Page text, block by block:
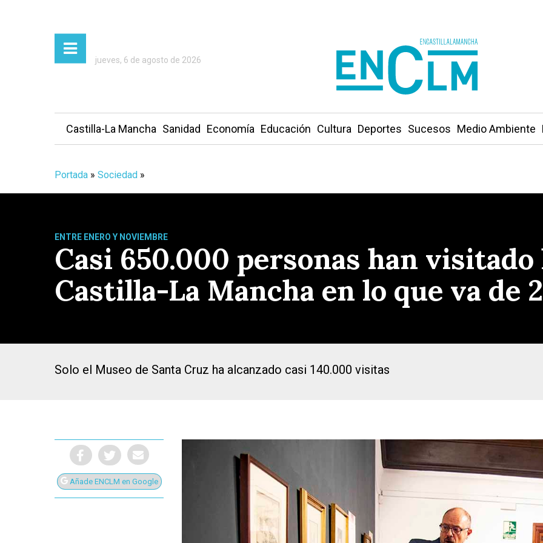
Presiona Intro para buscar o ESC para cerrar
jueves, 6 de agosto de 2026
Castilla-La Mancha Sanidad Economía Educación Cultura Deportes Sucesos Medio Ambiente
Portada » Sociedad »
ENTRE ENERO Y NOVIEMBRE
Casi 650.000 personas han visitado
Castilla-La Mancha en lo que va de
Solo el Museo de Santa Cruz ha alcanzado casi 140.000 visitas
Añade ENCLM en Google